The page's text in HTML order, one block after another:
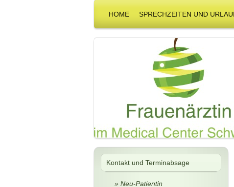
HOME SPRECHZEITEN UND
Kontakt und Terminabsage
Neu-Patientin